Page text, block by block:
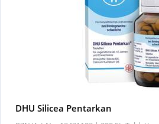
DHU Silicea Pentarkan